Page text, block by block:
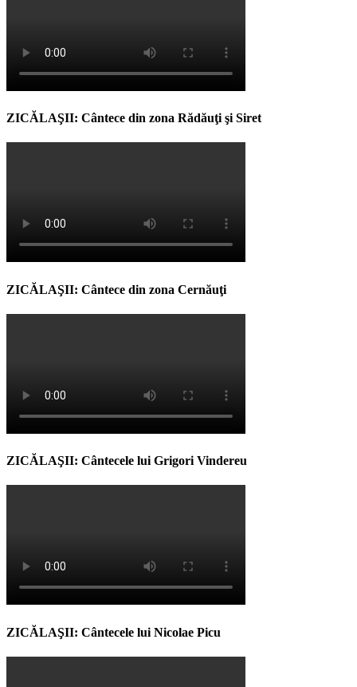
ZICĂLAŞII: Cântece din zona Rădăuţi şi Siret
ZICĂLAŞII: Cântece din zona Cernăuţi
ZICĂLAŞII: Cântecele lui Grigori Vindereu
ZICĂLAŞII: Cântecele lui Nicolae Picu